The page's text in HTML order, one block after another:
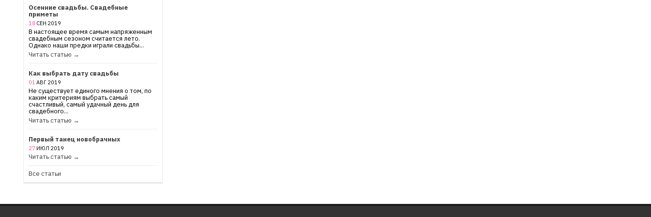
Осенние свадьбы. Свадебные
приметы
18 СЕН 2019
В настоящее время самым напряженным
свадебным сезоном считается лето.
Однако наши предки играли свадьбы...
Читать статью →
Как выбрать дату свадьбы
01 АВГ 2019
Не существует единого мнения о том, по
каким критериям выбрать самый
счастливый, самый удачный день для
свадебного...
Читать статью →
Первый танец новобрачных
27 ИЮЛ 2019
Читать статью →
Все статьи